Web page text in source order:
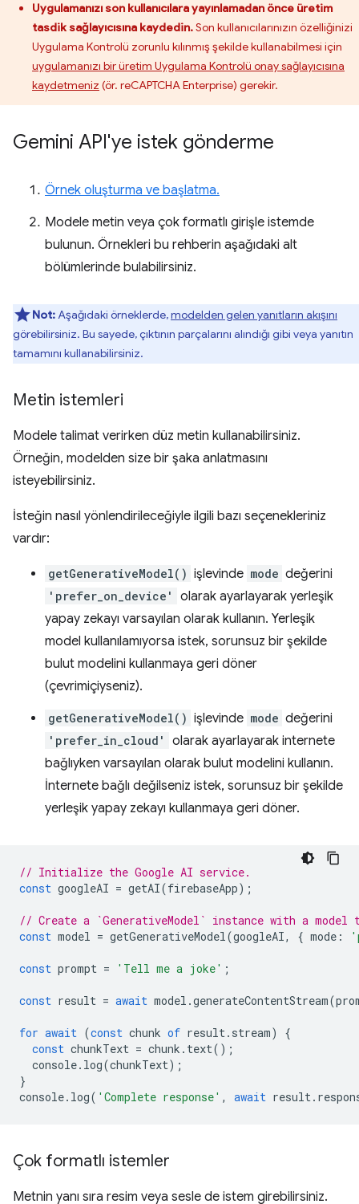
Uygulamanızı son kullanıcılara yayınlamadan önce üretim
tasdik sağlayıcısına kaydedin.Son kullanıcılarınızın özelliğinizi
Uygulama Kontrolü zorunlu kılınmış şekilde kullanabilmesi için
uygulamanızı bir üretim Uygulama Kontrolü onay sağlayıcısına
kaydetmeniz (ör. reCAPTCHA Enterprise) gerekir.
Gemini API'ye istek gönderme
Örnek oluşturma ve başlatma.
Modele metin veya çok formatlı girişle istemde
bulunun. Örnekleri bu rehberin aşağıdaki alt
bölümlerinde bulabilirsiniz.
Not:Aşağıdaki örneklerde,modelden gelen yanıtların akışını
görebilirsiniz. Bu sayede, çıktının parçalarını alındığı gibi veya yanıtın
tamamını kullanabilirsiniz.
Metin istemleri
Modele talimat verirken düz metin kullanabilirsiniz.
Örneğin, modelden size bir şaka anlatmasını
isteyebilirsiniz.
İsteğin nasıl yönlendirileceğiyle ilgili bazı seçenekleriniz
vardır:
getGenerativeModel() işlevinde mode değerini
'prefer_on_device'
olarak ayarlayarak yerleşik
yapay zekayı varsayılan olarak kullanın. Yerleşik
model kullanılamıyorsa istek, sorunsuz bir şekilde
bulut modelini kullanmaya geri döner
(çevrimiçiyseniz).
getGenerativeModel() işlevinde mode değerini
'prefer_in_cloud'
olarak ayarlayarak internete
bağlıyken varsayılan olarak bulut modelini kullanın.
İnternete bağlı değilseniz istek, sorunsuz bir şekilde
yerleşik yapay zekayı kullanmaya geri döner.
// Initialize the Google AI service.
const googleAI = getAI(firebaseApp);
// Create a `GenerativeModel` instance with a model
const model = getGenerativeModel(googleAI, { mode :
const prompt = 'Tell me a joke' ;
const result = await model .generateContentStream(
for await (const chunk of result. stream)
{
const chunkText = chunk . text();
console. log(chunkText);
}
console. log( 'Complete response' , await result.
Çok formatlı istemler
Metnin yanı sıra resim veya sesle de istem girebilirsiniz.